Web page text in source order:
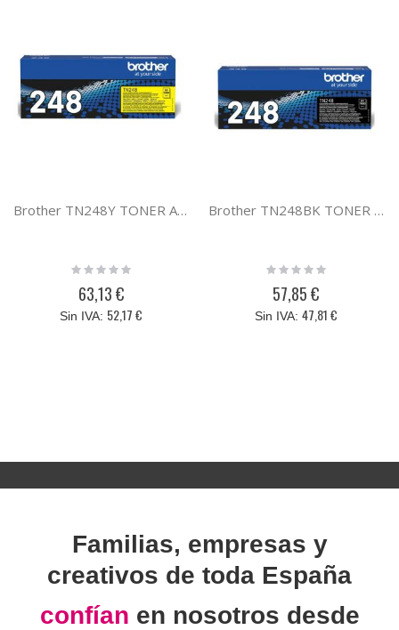
Brother TN248Y TONER AMARILLO
Rating:
63,13 €
52,17 €
Brother TN248BK TONER NEGRO
Rating:
57,85 €
47,81 €
Familias, empresas y
creativos de toda España
confían en nosotros desde